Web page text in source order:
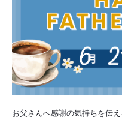
お父さんへ感謝の気持ちを伝